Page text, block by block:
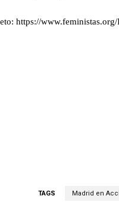
https://
TAGS Madrid en